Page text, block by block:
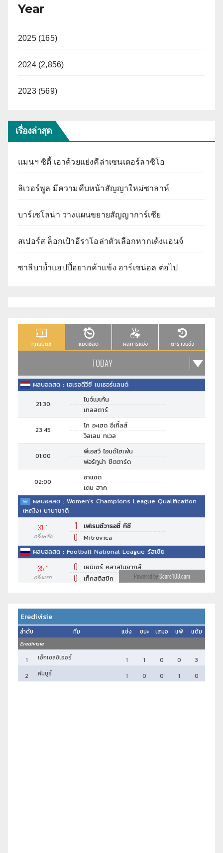
Year
2025 (165)
2024 (2,856)
2023 (569)
เรื่องล่าสุด
แมนฯ ซิตี้ เอาด้วยแย่งคีล่าเซนเตอร์ลาซิโอ
ลิเวอร์พูล มีความคืบหน้าสัญญาใหม่ซาลาห์
บาร์เซโลน่า วางแผนขยายสัญญาการ์เซีย
สเปอร์ส ล็อกเป้าอีราโอล่าตัวเลือกหากเด้งแอนจ์
ซาลีบาย้ำแฮปปี้อยากค้าแข้ง อาร์เซน่อล ต่อไป